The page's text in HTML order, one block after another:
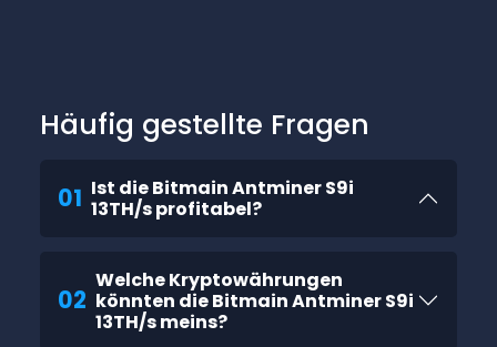
Häufig gestellte Fragen
01 Ist die Bitmain Antminer S9i
13TH/s profitabel?
02
Welche Kryptowährungen
könnten die Bitmain Antminer S9i
13TH/s meins?